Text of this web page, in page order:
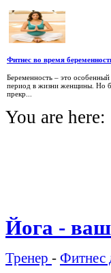
Фитнес во время
Беременность – это
период в жизни женщины. Но
прекр...
You are here:
Йога - ваш
Тренер - Фитнес